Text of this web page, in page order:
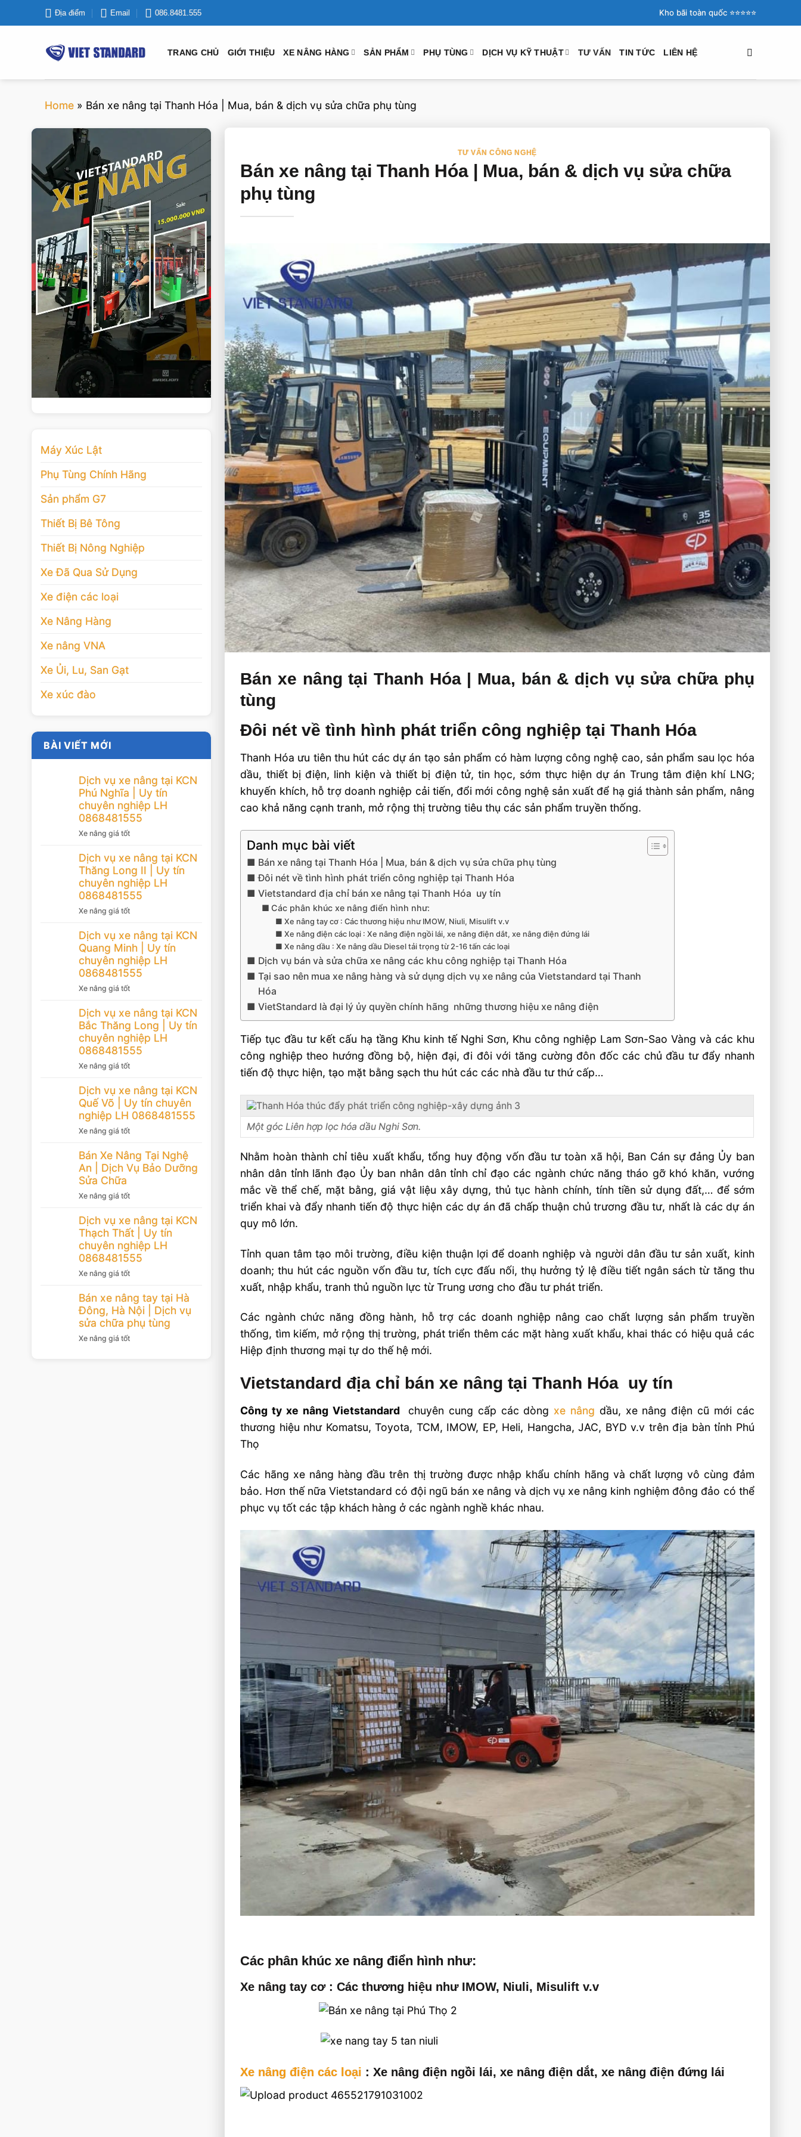
qua
Địa điểm Email 086.8481.555 Kho bãi toàn quốc ⭐️⭐️⭐️⭐️⭐️
TRANG CHỦ GIỚI THIỆU XE NÂNG HÀNG SẢN PHẨM PHỤ TÙNG DỊCH VỤ KỸ THUẬT TƯ VẤN TIN TỨC LIÊN HỆ
Home » Bán xe nâng tại Thanh Hóa | Mua, bán & dịch vụ sửa chữa phụ tùng
VIETSTANDARD VIỆT NAM
Xe-nang
Máy Xúc Lật
Phụ Tùng Chính Hãng
Sản phẩm G7
Thiết Bị Bê Tông
Thiết Bị Nông Nghiệp
Xe Đã Qua Sử Dụng
Xe điện các loại
Xe Nâng Hàng
Xe nâng VNA
Xe Ủi, Lu, San Gạt
Xe xúc đào
BÀI VIẾT MỚI
Dịch vụ xe nâng tại KCN
Phú Nghĩa | Uy tín
chuyên nghiệp LH
0868481555
Xe nâng giá tốt
Dịch vụ xe nâng tại KCN
Thăng Long II | Uy tín
chuyên nghiệp LH
0868481555
Xe nâng giá tốt
Dịch vụ xe nâng tại KCN
Quang Minh | Uy tín
chuyên nghiệp LH
0868481555
Xe nâng giá tốt
Dịch vụ xe nâng tại KCN
Bắc Thăng Long | Uy tín
chuyên nghiệp LH
0868481555
Xe nâng giá tốt
Dịch vụ xe nâng tại KCN
Quế Võ | Uy tín chuyên
nghiệp LH 0868481555
Xe nâng giá tốt
Bán Xe Nâng Tại Nghệ
An | Dịch Vụ Bảo Dưỡng
Sửa Chữa
Xe nâng giá tốt
Dịch vụ xe nâng tại KCN
Thạch Thất | Uy tín
chuyên nghiệp LH
0868481555
Xe nâng giá tốt
Bán xe nâng tay tại Hà
Đông, Hà Nội | Dịch vụ
sửa chữa phụ tùng
Xe nâng giá tốt
TƯ VẤN CÔNG NGHỆ
Bán xe nâng tại Thanh Hóa | Mua, bán & dịch vụ sửa chữa
phụ tùng
Bán xe nâng tại Thanh Hóa | Mua, bán & dịch vụ sửa chữa phụ
tùng
Đôi nét về tình hình phát triển công nghiệp tại Thanh Hóa
Thanh Hóa ưu tiên thu hút các dự án tạo sản phẩm có hàm lượng công nghệ cao, sản phẩm sau lọc hóa
dầu, thiết bị điện, linh kiện và thiết bị điện tử, tin học, sớm thực hiện dự án Trung tâm điện khí LNG;
khuyến khích, hỗ trợ doanh nghiệp cải tiến, đổi mới công nghệ sản xuất để hạ giá thành sản phẩm, nâng
cao khả năng cạnh tranh, mở rộng thị trường tiêu thụ các sản phẩm truyền thống.
Danh mục bài viết
Bán xe nâng tại Thanh Hóa | Mua, bán & dịch vụ sửa chữa phụ tùng
Đôi nét về tình hình phát triển công nghiệp tại Thanh Hóa
Vietstandard địa chỉ bán xe nâng tại Thanh Hóa uy tín
Các phân khúc xe nâng điển hình như:
Xe nâng tay cơ : Các thương hiệu như IMOW, Niuli, Misulift v.v
Xe nâng điện các loại : Xe nâng điện ngồi lái, xe nâng điện dắt, xe nâng điện đứng lái
Xe nâng dầu : Xe nâng dầu Diesel tải trọng từ 2-16 tấn các loại
Dịch vụ bán và sửa chữa xe nâng các khu công nghiệp tại Thanh Hóa
Tại sao nên mua xe nâng hàng và sử dụng dịch vụ xe nâng của Vietstandard tại Thanh
Hóa
VietStandard là đại lý ủy quyền chính hãng những thương hiệu xe nâng điện
Tiếp tục đầu tư kết cấu hạ tầng Khu kinh tế Nghi Sơn, Khu công nghiệp Lam Sơn-Sao Vàng và các khu
công nghiệp theo hướng đồng bộ, hiện đại, đi đôi với tăng cường đôn đốc các chủ đầu tư đẩy nhanh
tiến độ thực hiện, tạo mặt bằng sạch thu hút các các nhà đầu tư thứ cấp…
Một góc Liên hợp lọc hóa dầu Nghi Sơn.
Nhằm hoàn thành chỉ tiêu xuất khẩu, tổng huy động vốn đầu tư toàn xã hội, Ban Cán sự đảng Ủy ban
nhân dân tỉnh lãnh đạo Ủy ban nhân dân tỉnh chỉ đạo các ngành chức năng tháo gỡ khó khăn, vướng
mắc về thể chế, mặt bằng, giá vật liệu xây dựng, thủ tục hành chính, tính tiền sử dụng đất,… để sớm
triển khai và đẩy nhanh tiến độ thực hiện các dự án đã chấp thuận chủ trương đầu tư, nhất là các dự án
quy mô lớn.
Tỉnh quan tâm tạo môi trường, điều kiện thuận lợi để doanh nghiệp và người dân đầu tư sản xuất, kinh
doanh; thu hút các nguồn vốn đầu tư, tích cực đấu nối, thụ hưởng tỷ lệ điều tiết ngân sách từ tăng thu
xuất, nhập khẩu, tranh thủ nguồn lực từ Trung ương cho đầu tư phát triển.
Các ngành chức năng đồng hành, hỗ trợ các doanh nghiệp nâng cao chất lượng sản phẩm truyền
thống, tìm kiếm, mở rộng thị trường, phát triển thêm các mặt hàng xuất khẩu, khai thác có hiệu quả các
Hiệp định thương mại tự do thế hệ mới.
Vietstandard địa chỉ bán xe nâng tại Thanh Hóa uy tín
Công ty xe nâng Vietstandard chuyên cung cấp các dòng xe nâng dầu, xe nâng điện cũ mới các
thương hiệu như Komatsu, Toyota, TCM, IMOW, EP, Heli, Hangcha, JAC, BYD v.v trên địa bàn tỉnh Phú
Thọ
Các hãng xe nâng hàng đầu trên thị trường được nhập khẩu chính hãng và chất lượng vô cùng đảm
bảo. Hơn thế nữa Vietstandard có đội ngũ bán xe nâng và dịch vụ xe nâng kinh nghiệm đông đảo có thể
phục vụ tốt các tập khách hàng ở các ngành nghề khác nhau.
Các phân khúc xe nâng điển hình như:
Xe nâng tay cơ : Các thương hiệu như IMOW, Niuli, Misulift v.v
Xe nâng điện các loại : Xe nâng điện ngồi lái, xe nâng điện dắt, xe nâng điện đứng lái